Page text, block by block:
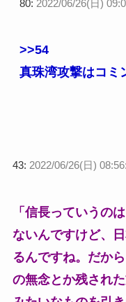
80: 2022/06/26(日)
>>54
真珠湾攻撃はコミ
43: 2022/06/26(日)
「信長っていうの
ないんですけど、
るんですね。だか
の無念とか残され